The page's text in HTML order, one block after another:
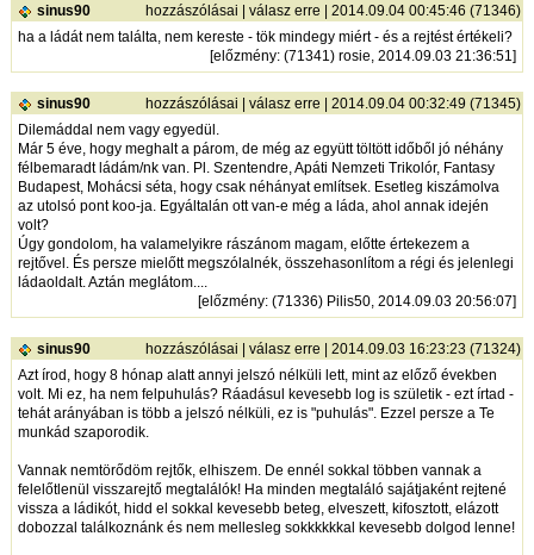
sinus90 hozzászólásai |válasz erre | 2014.09.04 00:45:46 (71346)
ha a ládát nem találta, nem kereste - tök mindegy miért - és a rejtést értékeli?
[előzmény: (71341) rosie, 2014.09.03 21:36:51]
sinus90 hozzászólásai |válasz erre | 2014.09.04 00:32:49 (71345)
Dilemáddal nem vagy egyedül.
Már 5 éve, hogy meghalt a párom, de még az együtt töltött időből jó néhány
félbemaradt ládám/nk van. Pl. Szentendre, Apáti Nemzeti Trikolór, Fantasy
Budapest, Mohácsi séta, hogy csak néhányat említsek. Esetleg kiszámolva
az utolsó pont koo-ja. Egyáltalán ott van-e még a láda, ahol annak idején
volt?
Úgy gondolom, ha valamelyikre rászánom magam, előtte értekezem a
rejtővel. És persze mielőtt megszólalnék, összehasonlítom a régi és jelenlegi
ládaoldalt. Aztán meglátom....
[előzmény: (71336) Pilis50, 2014.09.03 20:56:07]
sinus90 hozzászólásai |válasz erre | 2014.09.03 16:23:23 (71324)
Azt írod, hogy 8 hónap alatt annyi jelszó nélküli lett, mint az előző években
volt. Mi ez, ha nem felpuhulás? Ráadásul kevesebb log is születik - ezt írtad -
tehát arányában is több a jelszó nélküli, ez is "puhulás". Ezzel persze a Te
munkád szaporodik.
Vannak nemtörődöm rejtők, elhiszem. De ennél sokkal többen vannak a
felelőtlenül visszarejtő megtalálók! Ha minden megtaláló sajátjaként rejtené
vissza a ládikót, hidd el sokkal kevesebb beteg, elveszett, kifosztott, elázott
dobozzal találkoznánk és nem mellesleg sokkkkkkal kevesebb dolgod lenne!